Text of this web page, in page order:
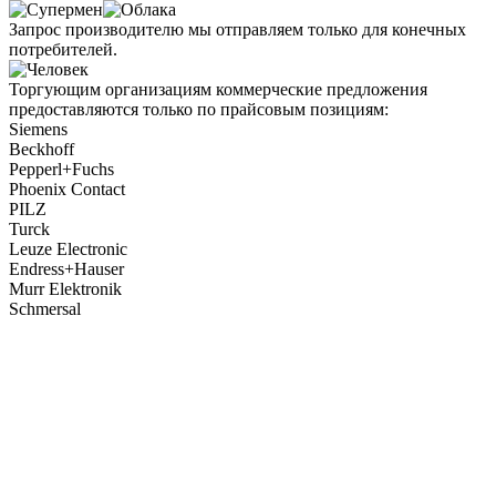
Запрос производителю мы отправляем только для конечных
потребителей.
Торгующим организациям коммерческие предложения
предоставляются только по прайсовым позициям:
Siemens
Beckhoff
Pepperl+Fuchs
Phoenix Contact
PILZ
Turck
Leuze Electronic
Endress+Hauser
Murr Elektronik
Schmersal